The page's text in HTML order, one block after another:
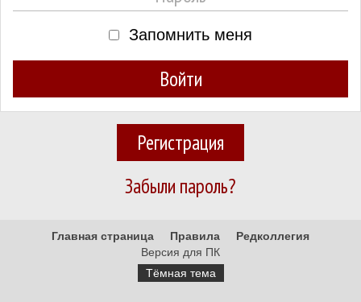
Запомнить меня
Регистрация
Забыли пароль?
Главная страница Правила
Редколлегия
Версия для ПК
Тёмная тема